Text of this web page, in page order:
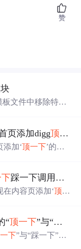
赞
板文件中移除特定
页添加digg顶一下
添加‘顶一下’的功
踩一下调用方法
内容页添加‘顶一
计数的显示，并
“顶一下”与“踩一下”样式
下”与“踩一下”样